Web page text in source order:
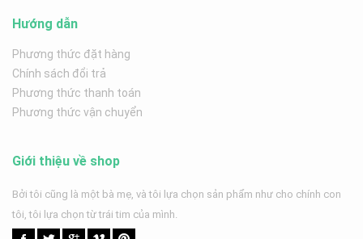
Hướng dẫn
Phương thức đặt hàng
Chính sách đổi trả
Phương thức thanh toán
Phương thức vận chuyển
Giới thiệu về shop
Bởi tôi cũng là một bà mẹ, và tôi lựa chọn sản phẩm như cho chính con
tôi, tôi lựa chọn từ trái tim của mình.